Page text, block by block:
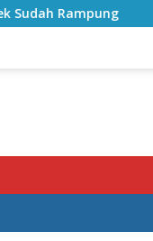
Bulan Kemerdekaan,